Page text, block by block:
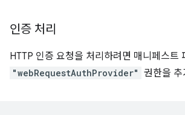
인증 처리
HTTP 인증 요청을 처리하려면 매니페스트
"webRequestAuthProvider" 권한을